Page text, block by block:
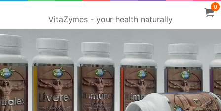
VitaZymes - your health naturally
0